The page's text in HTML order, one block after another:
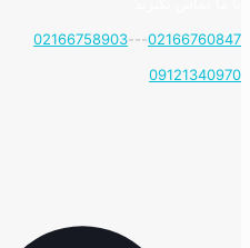
02166760847
---
02166758903
09121340970